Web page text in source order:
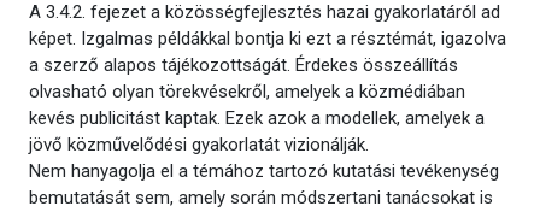
A 3.4.2. fejezet a közösségfejlesztés hazai gyakorlatáról ad
képet. Izgalmas példákkal bontja ki ezt a résztémát, igazolva
a szerző alapos tájékozottságát. Érdekes összeállítás
olvasható olyan törekvésekről, amelyek a közmédiában
kevés publicitást kaptak. Ezek azok a modellek, amelyek a
jövő közművelődési gyakorlatát vizionálják.
Nem hanyagolja el a témához tartozó kutatási tevékenység
bemutatását sem, amely során módszertani tanácsokat is